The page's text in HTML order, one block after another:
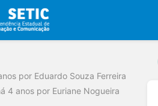
por Eduardo Souza Ferreira
4 anos por Euriane Nogueira